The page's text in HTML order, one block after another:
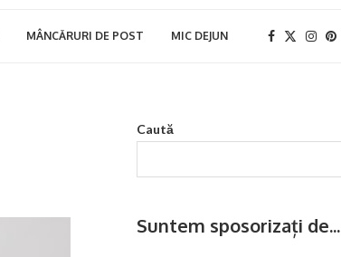
MÂNCĂRURI DE POST MIC DEJUN
Caută
Suntem sposorizați de...